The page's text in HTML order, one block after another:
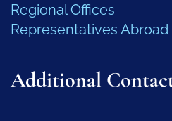
Regional Offices
Representatives Abroad
Additional